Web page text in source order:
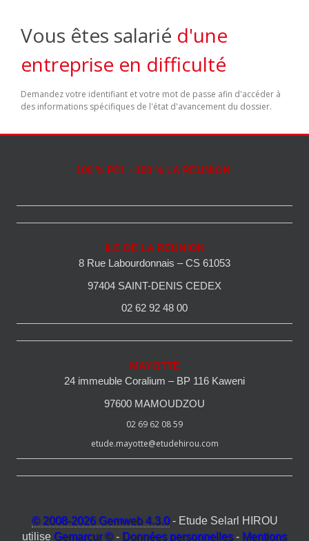
Vous êtes salarié d'une
entreprise en difficulté
Demandez votre identifiant et votre mot de passe afin d'accéder à
des informations spécifiques de l'état d'avancement du dossier.
100 % PEI - 100 % LA REUNION
ILE DE LA REUNION
8 Rue Labourdonnais – CS 61053
97404 SAINT-DENIS CEDEX
02 62 92 48 00
MAYOTTE
24 immeuble Coralium – BP 116 Kaweni
97600 MAMOUDZOU
02 69 62 08 59
etude.mayotte@etudehirou.com
© 2008-2026 Gemweb 4.3.0- Etude Selarl HIROU
utilise Gemarcur © - Données personnelles - Mentions